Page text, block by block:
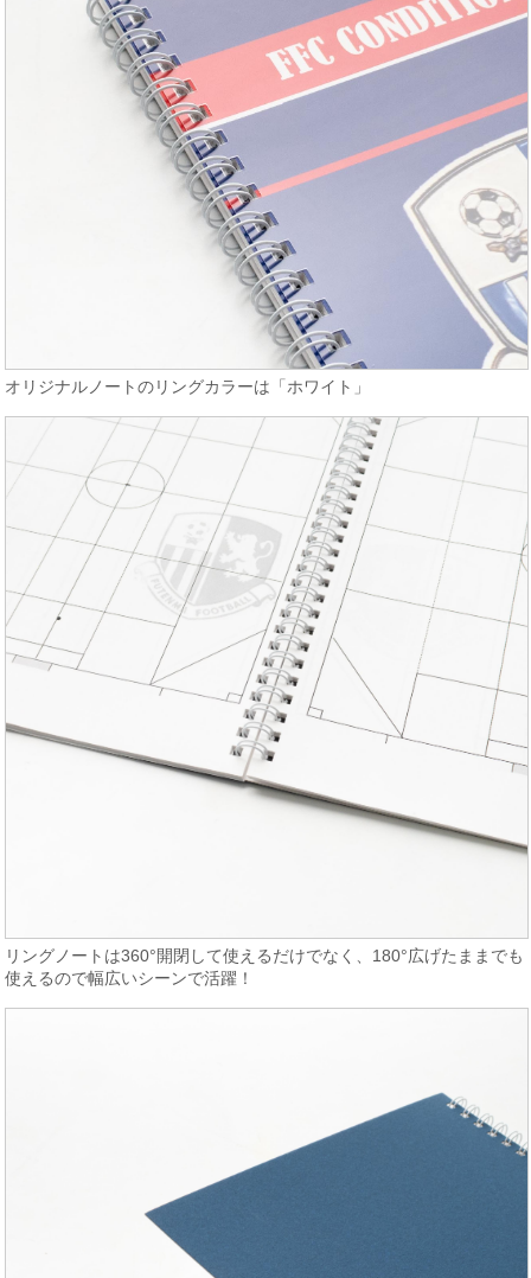
オリジナルノートのリングカラーは「ホワイト」
リングノートは360°開閉して使えるだけでなく、180°広げたままでも
使えるので幅広いシーンで活躍！